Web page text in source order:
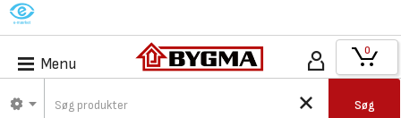
M
Menu
Søg
0